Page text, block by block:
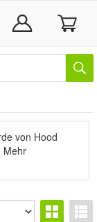
von Hood
Mehr